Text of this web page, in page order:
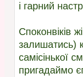
і гарний
Споконвіків
залишатись)
самісінької
пригадаймо